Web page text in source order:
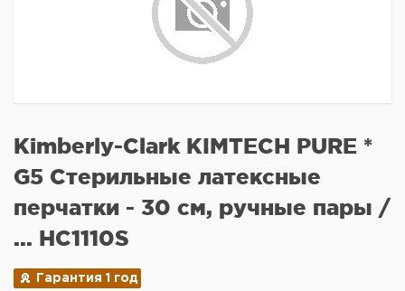
Kimberly-Clark KIMTECH PURE *
G5 Стерильные латексные
перчатки - 30 см, ручные пары /
... HC1110S
Гарантия 1 год